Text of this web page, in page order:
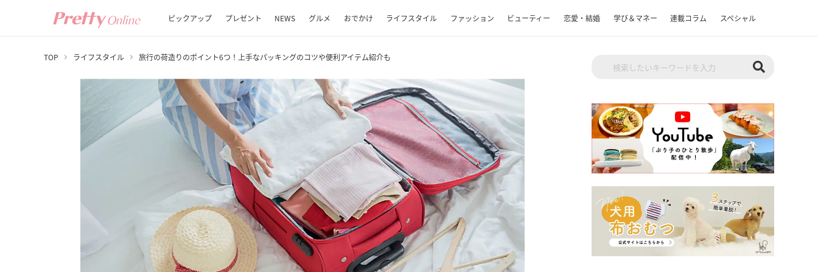
ピックアップ プレゼント NEWS グルメ おでかけ ライフスタイル ファッション ビューティー 恋愛・結婚 学び＆マネー 連載コラム スペシャル
TOP ライフスタイル 旅行の荷造りのポイント6つ！上手なパッキングのコツや便利アイテム紹介も